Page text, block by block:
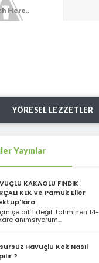
YÖRESEL LEZZETLER
Yayınlar
KAKAOLU FINDIK
KEK ve Pamuk Eller
ait 1 değil tahminen 14-
anımsıyorum...
Havuçlu Kek Nasıl
?